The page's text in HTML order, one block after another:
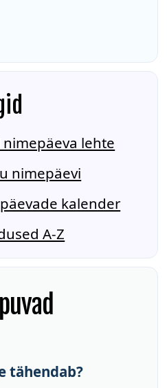
lehte
nimepäevi
kalender
A-Z
tähendab?